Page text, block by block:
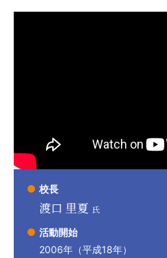
校長
渡口 里夏 氏
活動開始
2006年（平成18年）